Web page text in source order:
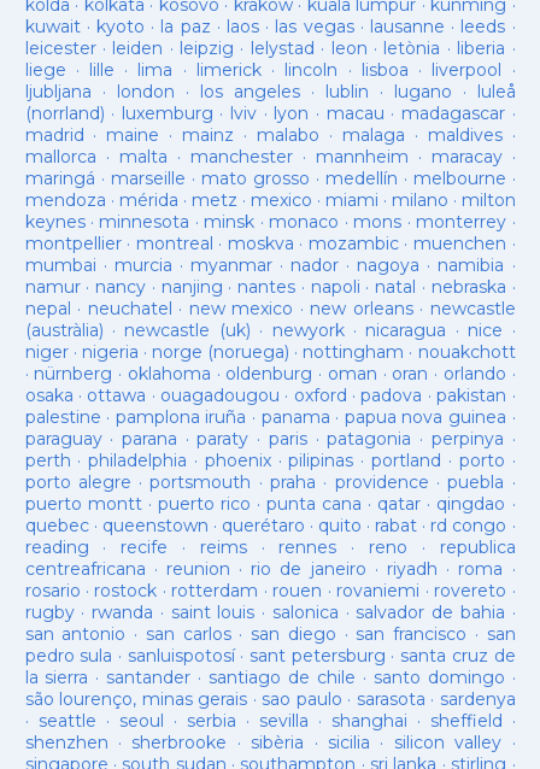
kolda · kolkata · kosovo · krakow· kuala lumpur · kunming ·
kuwait· kyoto · la paz · laos· las vegas· lausanne · leeds ·
leicester· leiden · leipzig · lelystad · leon · letònia · liberia ·
liege · lille · lima · limerick· lincoln · lisboa · liverpool ·
ljubljana · london · los angeles· lublin · lugano · luleå
(norrland) · luxemburg · lviv · lyon · macau · madagascar·
madrid · maine · mainz · malabo · malaga · maldives·
mallorca · malta · manchester· mannheim · maracay·
maringá · marseille · mato grosso · medellín · melbourne ·
mendoza · mérida · metz · mexico · miami · milano · milton
keynes· minnesota · minsk · monaco · mons · monterrey ·
montpellier· montreal · moskva · mozambic· muenchen ·
mumbai · murcia · myanmar· nador · nagoya · namibia ·
namur· nancy · nanjing · nantes · napoli · natal · nebraska ·
nepal · neuchatel · new mexico · new orleans· newcastle
(austràlia) · newcastle (uk) · newyork· nicaragua · nice ·
niger· nigeria · norge (noruega) · nottingham · nouakchott
· nürnberg · oklahoma · oldenburg · oman · oran · orlando ·
osaka · ottawa · ouagadougou · oxford ·padova ·pakistan ·
palestine · pamplona iruña · panama · papua nova guinea ·
paraguay· parana ·paraty · paris·patagonia · perpinya ·
perth ·philadelphia · phoenix·pilipinas ·portland · porto ·
porto alegre ·portsmouth ·praha · providence ·puebla ·
puerto montt· puerto rico ·punta cana · qatar · qingdao ·
quebec· queenstown · querétaro · quito · rabat · rd congo ·
reading · recife · reims· rennes · reno · republica
centreafricana · reunion · rio de janeiro · riyadh · roma ·
rosario · rostock · rotterdam · rouen · rovaniemi · rovereto ·
rugby· rwanda · saint louis · salonica · salvador de bahia ·
san antonio · san carlos· san diego · san francisco · san
pedro sula · sanluispotosí· sant petersburg · santa cruz de
la sierra · santander · santiago de chile · santo domingo ·
são lourenço, minas gerais · sao paulo · sarasota · sardenya
· seattle · seoul · serbia · sevilla · shanghai · sheffield ·
shenzhen · sherbrooke · sibèria · sicilia · silicon valley ·
singapore · south sudan · southampton · sri lanka · stirling ·